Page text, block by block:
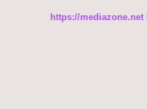
https://mediazone.net